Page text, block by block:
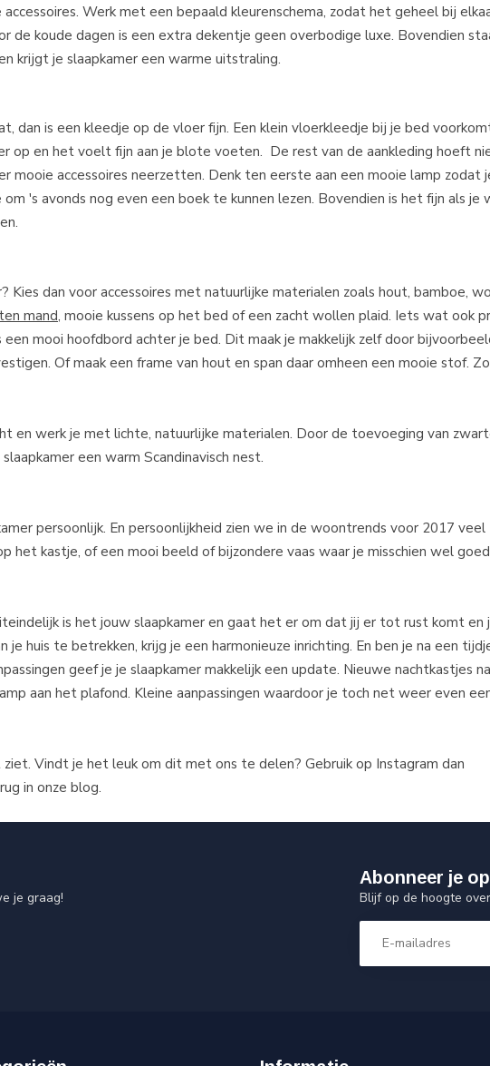
Werk met een bepaald kleurenschema, zodat het geheel bij
de koude dagen is een extra dekentje geen overbodige luxe. Bovendien
krijgt je slaapkamer een warme uitstraling.
dan is een kleedje op de vloer fijn. Een klein vloerkleedje bij je bed
op en het voelt fijn aan je blote voeten. De rest van de aankleding hoeft
mooie accessoires neerzetten. Denk ten eerste aan een mooie lamp zodat
's avonds nog even een boek te kunnen lezen. Bovendien is het fijn als je
Kies dan voor accessoires met natuurlijke materialen zoals hout, bamboe,
mand, mooie kussens op het bed of een zacht wollen plaid. Iets wat ook
mooi hoofdbord achter je bed. Dit maak je makkelijk zelf door
Of maak een frame van hout en span daar omheen een mooie stof.
en werk je met lichte, natuurlijke materialen. Door de toevoeging van
een warm Scandinavisch nest.
persoonlijk. En persoonlijkheid zien we in de woontrends voor 2017 veel
het kastje, of een mooi beeld of bijzondere vaas waar je misschien wel
is het jouw slaapkamer en gaat het er om dat jij er tot rust komt en
huis te betrekken, krijg je een harmonieuze inrichting. En ben je na een
geef je je slaapkamer makkelijk een update. Nieuwe nachtkastjes
aan het plafond. Kleine aanpassingen waardoor je toch net weer even
Vindt je het leuk om dit met ons te delen? Gebruik op Instagram dan
in onze blog.
je graag!
Abonneer je
Blijf op de hoogte